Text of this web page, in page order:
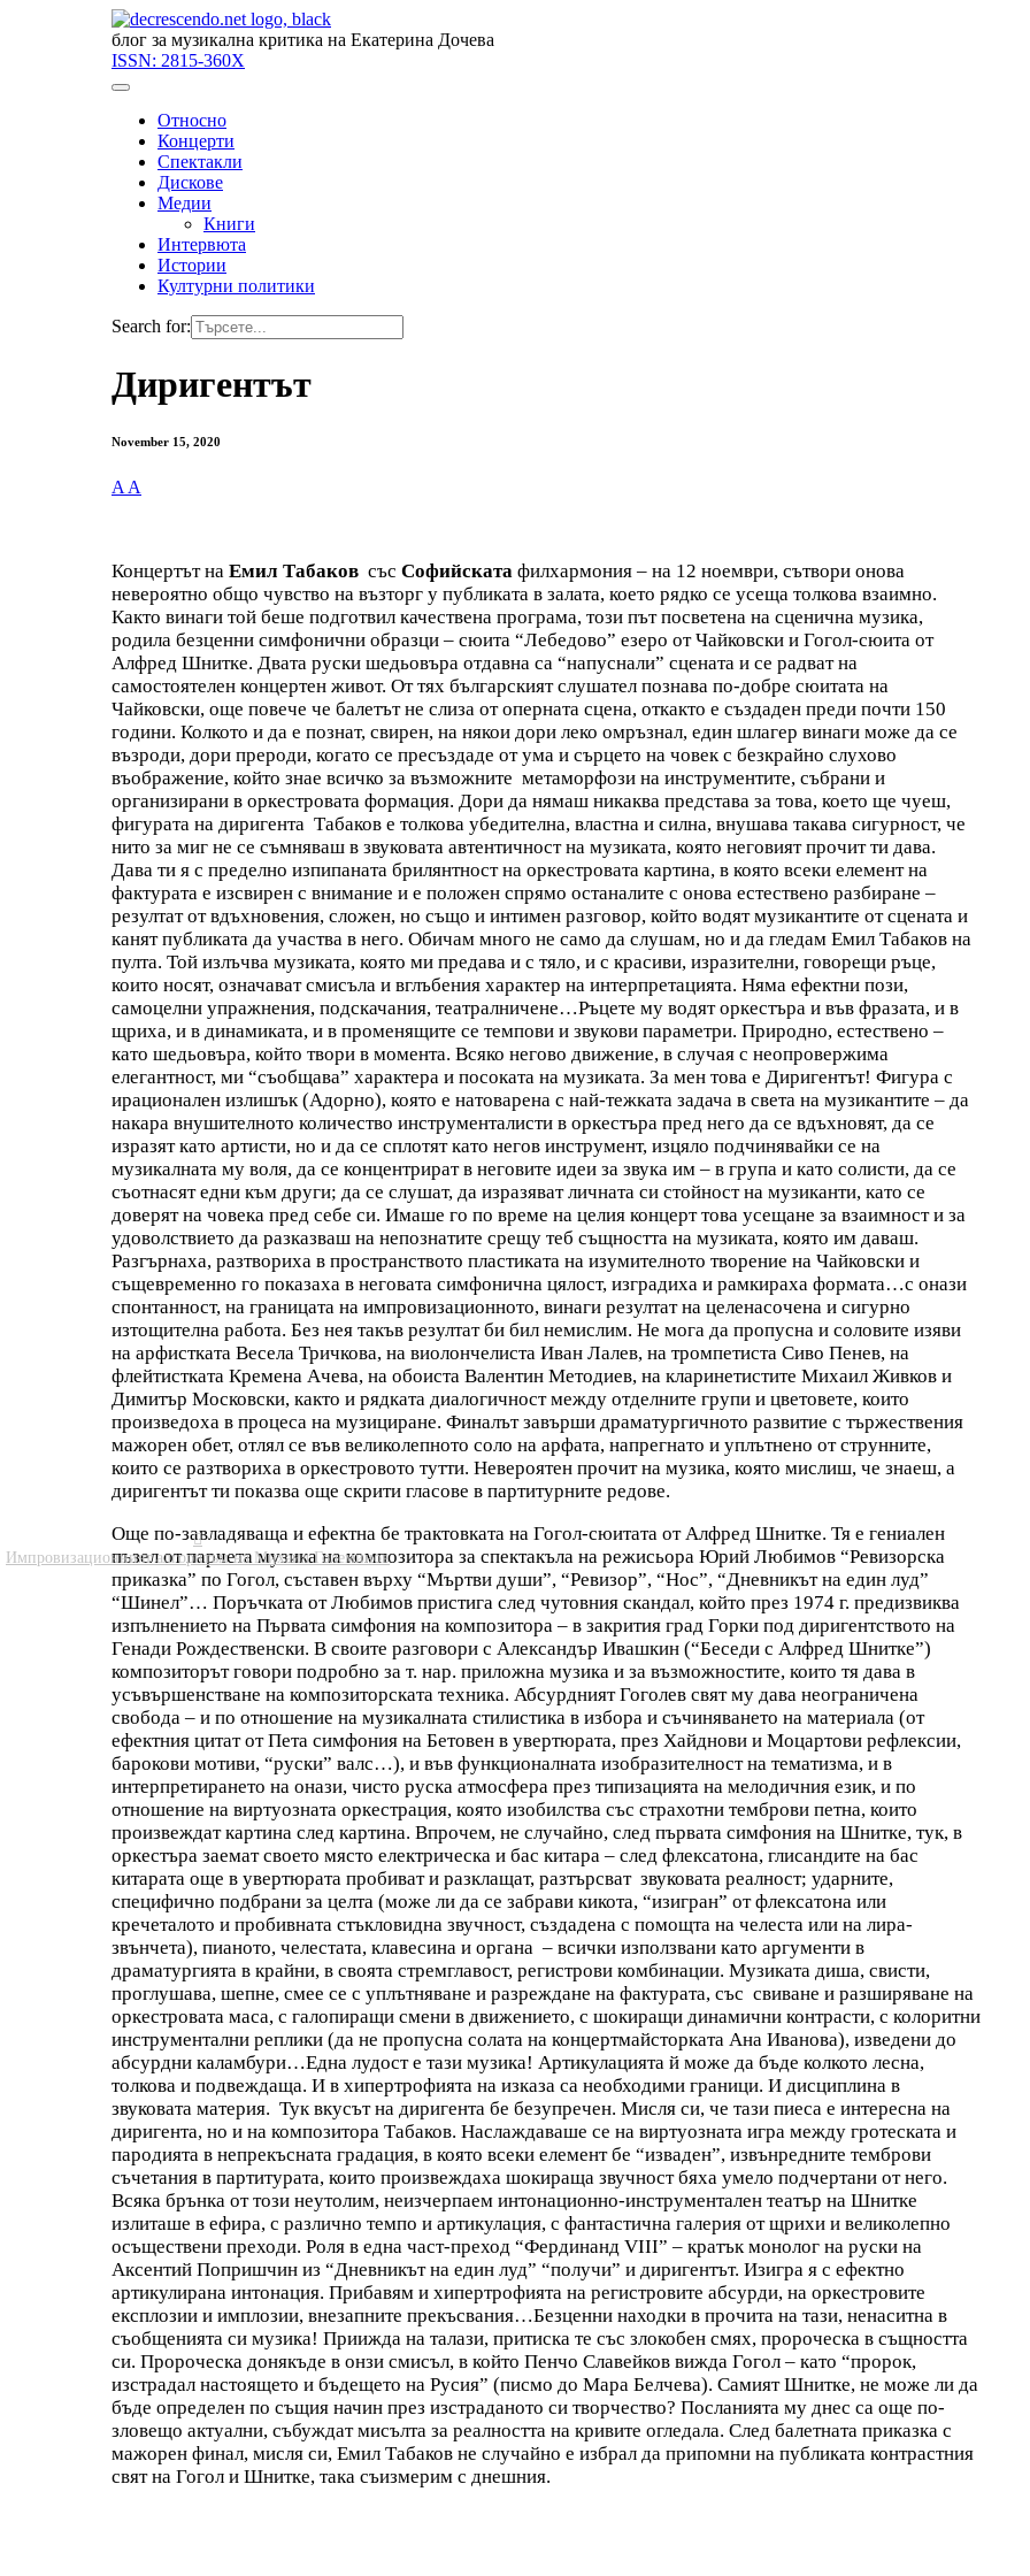
блог за музикална критика на Екатерина Дочева
ISSN: 2815-360X
Относно
Концерти
Спектакли
Дискове
Медии
Книги
Интервюта
Истории
Културни политики
Search for:
Диригентът
November 15, 2020
A A

Импровизационният алгоритъм на Михаил Големинов
Концертът на Емил Табаков със Софийската филхармония – на 12 ноември, сътвори онова
невероятно общо чувство на възторг у публиката в залата, което рядко се усеща толкова взаимно.
Както винаги той беше подготвил качествена програма, този път посветена на сценична музика,
родила безценни симфонични образци – сюита “Лебедово” езеро от Чайковски и Гогол-сюита от
Алфред Шнитке. Двата руски шедьовъра отдавна са “напуснали” сцената и се радват на
самостоятелен концертен живот. От тях българският слушател познава по-добре сюитата на
Чайковски, още повече че балетът не слиза от оперната сцена, откакто е създаден преди почти 150
години. Колкото и да е познат, свирен, на някои дори леко омръзнал, един шлагер винаги може да се
възроди, дори прероди, когато се пресъздаде от ума и сърцето на човек с безкрайно слухово
въображение, който знае всичко за възможните метаморфози на инструментите, събрани и
организирани в оркестровата формация. Дори да нямаш никаква представа за това, което ще чуеш,
фигурата на диригента Табаков е толкова убедителна, властна и силна, внушава такава сигурност, че
нито за миг не се съмняваш в звуковата автентичност на музиката, която неговият прочит ти дава.
Дава ти я с пределно изпипаната брилянтност на оркестровата картина, в която всеки елемент на
фактурата е изсвирен с внимание и е положен спрямо останалите с онова естествено разбиране –
резултат от вдъхновения, сложен, но също и интимен разговор, който водят музикантите от сцената и
канят публиката да участва в него. Обичам много не само да слушам, но и да гледам Емил Табаков на
пулта. Той излъчва музиката, която ми предава и с тяло, и с красиви, изразителни, говорещи ръце,
които носят, означават смисъла и вглъбения характер на интерпретацията. Няма ефектни пози,
самоцелни упражнения, подскачания, театралничене…Ръцете му водят оркестъра и във фразата, и в
щриха, и в динамиката, и в променящите се темпови и звукови параметри. Природно, естествено –
като шедьовъра, който твори в момента. Всяко негово движение, в случая с неопровержима
елегантност, ми “съобщава” характера и посоката на музиката. За мен това е Диригентът! Фигура с
ирационален излишък (Адорно), която е натоварена с най-тежката задача в света на музикантите – да
накара внушителното количество инструменталисти в оркестъра пред него да се вдъхновят, да се
изразят като артисти, но и да се сплотят като негов инструмент, изцяло подчинявайки се на
музикалната му воля, да се концентрират в неговите идеи за звука им – в група и като солисти, да се
съотнасят едни към други; да се слушат, да изразяват личната си стойност на музиканти, като се
доверят на човека пред себе си. Имаше го по време на целия концерт това усещане за взаимност и за
удоволствието да разказваш на непознатите срещу теб същността на музиката, която им даваш.
Разгърнаха, разтвориха в пространството пластиката на изумителното творение на Чайковски и
същевременно го показаха в неговата симфонична цялост, изградиха и рамкираха формата…с онази
спонтанност, на границата на импровизационното, винаги резултат на целенасочена и сигурно
изтощителна работа. Без нея такъв резултат би бил немислим. Не мога да пропусна и соловите изяви
на арфистката Весела Тричкова, на виолончелиста Иван Лалев, на тромпетиста Сиво Пенев, на
флейтистката Кремена Ачева, на обоиста Валентин Методиев, на кларинетистите Михаил Живков и
Димитър Московски, както и рядката диалогичност между отделните групи и цветовете, които
произведоха в процеса на музициране. Финалът завърши драматургичното развитие с тържествения
мажорен обет, отлял се във великолепното соло на арфата, напрегнато и уплътнено от струнните,
които се разтвориха в оркестровото тутти. Невероятен прочит на музика, която мислиш, че знаеш, а
диригентът ти показва още скрити гласове в партитурните редове.
Още по-завладяваща и ефектна бе трактовката на Гогол-сюитата от Алфред Шнитке. Тя е гениален
пъзел от парчета музика на композитора за спектакъла на режисьора Юрий Любимов “Ревизорска
приказка” по Гогол, съставен върху “Мъртви души”, “Ревизор”, “Нос”, “Дневникът на един луд”
“Шинел”… Поръчката от Любимов пристига след чутовния скандал, който през 1974 г. предизвиква
изпълнението на Първата симфония на композитора – в закрития град Горки под диригентството на
Генади Рождественски. В своите разговори с Александър Ивашкин (“Беседи с Алфред Шнитке”)
композиторът говори подробно за т. нар. приложна музика и за възможностите, които тя дава в
усъвършенстване на композиторската техника. Абсурдният Гоголев свят му дава неограничена
свобода – и по отношение на музикалната стилистика в избора и съчиняването на материала (от
ефектния цитат от Пета симфония на Бетовен в увертюрата, през Хайднови и Моцартови рефлексии,
барокови мотиви, “руски” валс…), и във функционалната изобразителност на тематизма, и в
интерпретирането на онази, чисто руска атмосфера през типизацията на мелодичния език, и по
отношение на виртуозната оркестрация, която изобилства със страхотни темброви петна, които
произвеждат картина след картина. Впрочем, не случайно, след първата симфония на Шнитке, тук, в
оркестъра заемат своето място електрическа и бас китара – след флексатона, глисандите на бас
китарата още в увертюрата пробиват и разклащат, разтърсват звуковата реалност; ударните,
специфично подбрани за целта (може ли да се забрави кикота, “изигран” от флексатона или
кречеталото и пробивната стъкловидна звучност, създадена с помощта на челеста или на лира-
звънчета), пианото, челестата, клавесина и органа – всички използвани като аргументи в
драматургията в крайни, в своята стремглавост, регистрови комбинации. Музиката диша, свисти,
проглушава, шепне, смее се с уплътняване и разреждане на фактурата, със свиване и разширяване на
оркестровата маса, с галопиращи смени в движението, с шокиращи динамични контрасти, с колоритни
инструментални реплики (да не пропусна солата на концертмайсторката Ана Иванова), изведени до
абсурдни каламбури…Една лудост е тази музика! Артикулацията й може да бъде колкото лесна,
толкова и подвеждаща. И в хипертрофията на изказа са необходими граници. И дисциплина в
звуковата материя. Тук вкусът на диригента бе безупречен. Мисля си, че тази пиеса е интересна на
диригента, но и на композитора Табаков. Наслаждаваше се на виртуозната игра между гротеската и
пародията в непрекъсната градация, в която всеки елемент бе “изваден”, извънредните темброви
съчетания в партитурата, които произвеждаха шокираща звучност бяха умело подчертани от него.
Всяка брънка от този неутолим, неизчерпаем интонационно-инструментален театър на Шнитке
излиташе в ефира, с различно темпо и артикулация, с фантастична галерия от щрихи и великолепно
осъществени преходи. Роля в една част-преход “Фердинанд VIII” – кратък монолог на руски на
Аксентий Попришчин из “Дневникът на един луд” “получи” и диригентът. Изигра я с ефектно
артикулирана интонация. Прибавям и хипертрофията на регистровите абсурди, на оркестровите
експлозии и имплозии, внезапните прекъсвания…Безценни находки в прочита на тази, ненаситна в
съобщенията си музика! Приижда на талази, притиска те със злокобен смях, пророческа в същността
си. Пророческа донякъде в онзи смисъл, в който Пенчо Славейков вижда Гогол – като “пророк,
изстрадал настоящето и бъдещето на Русия” (писмо до Мара Белчева). Самият Шнитке, не може ли да
бъде определен по същия начин през изстраданото си творчество? Посланията му днес са още по-
зловещо актуални, събуждат мисълта за реалността на кривите огледала. След балетната приказка с
мажорен финал, мисля си, Емил Табаков не случайно е избрал да припомни на публиката контрастния
свят на Гогол и Шнитке, така съизмерим с днешния.